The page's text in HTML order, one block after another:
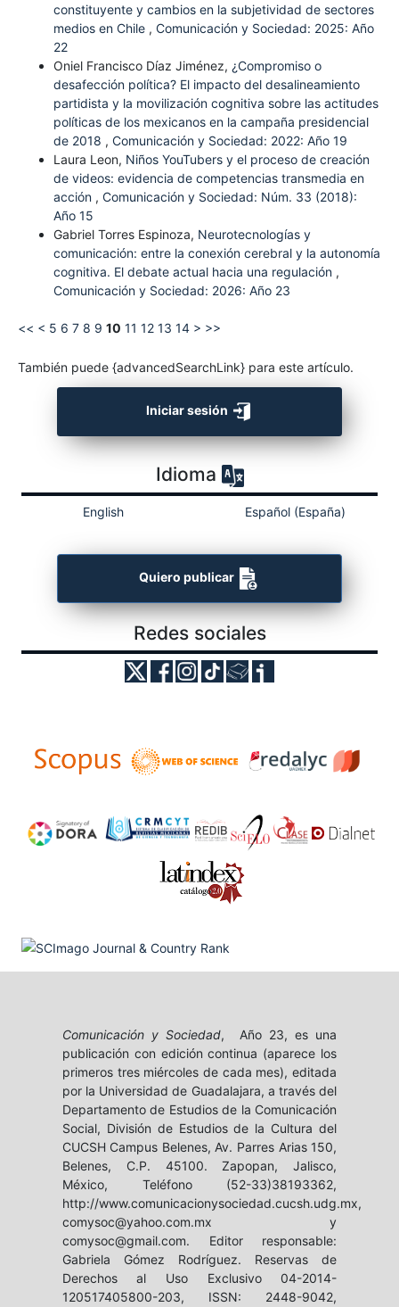
constituyente y cambios en la subjetividad de sectores
medios en Chile , Comunicación y Sociedad: 2025: Año
22
Oniel Francisco Díaz Jiménez, ¿Compromiso o
desafección política? El impacto del desalineamiento
partidista y la movilización cognitiva sobre las actitudes
políticas de los mexicanos en la campaña presidencial
de 2018 , Comunicación y Sociedad: 2022: Año 19
Laura Leon, Niños YouTubers y el proceso de creación
de videos: evidencia de competencias transmedia en
acción , Comunicación y Sociedad: Núm. 33 (2018):
Año 15
Gabriel Torres Espinoza, Neurotecnologías y
comunicación: entre la conexión cerebral y la autonomía
cognitiva. El debate actual hacia una regulación ,
Comunicación y Sociedad: 2026: Año 23
<< < 5 6 7 8 9 10 11 12 13 14 > >>
También puede {advancedSearchLink} para este artículo.
Iniciar sesión
Idioma
English Español (España)
Quiero publicar
Redes sociales
Comunicación y Sociedad, Año 23, es una
publicación con edición continua (aparece los
primeros tres miércoles de cada mes), editada
por la Universidad de Guadalajara, a través del
Departamento de Estudios de la Comunicación
Social, División de Estudios de la Cultura del
CUCSH Campus Belenes, Av. Parres Arias 150,
Belenes, C.P. 45100. Zapopan, Jalisco,
México, Teléfono (52-33)38193362,
http://www.comunicacionysociedad.cucsh.udg.mx,
comysoc@yahoo.com.mx y
comysoc@gmail.com. Editor responsable:
Gabriela Gómez Rodríguez. Reservas de
Derechos al Uso Exclusivo 04-2014-
120517405800-203, ISSN: 2448-9042,